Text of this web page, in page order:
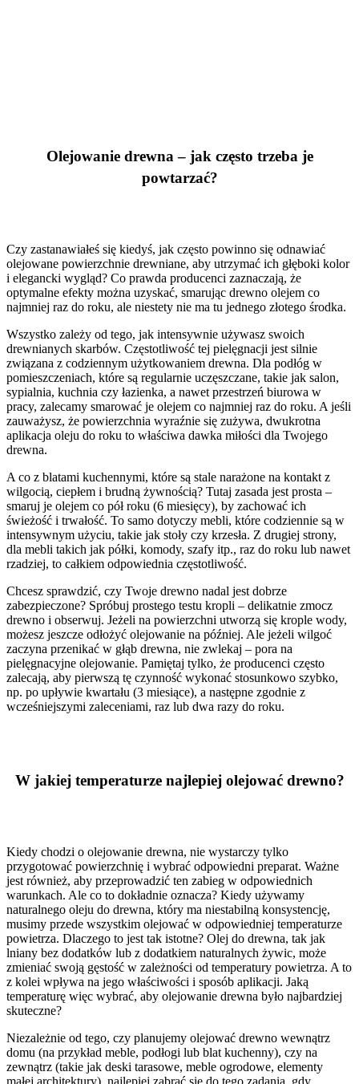
Olejowanie drewna – jak często trzeba je
powtarzać?
Czy zastanawiałeś się kiedyś, jak często powinno się odnawiać
olejowane powierzchnie drewniane, aby utrzymać ich głęboki kolor
i elegancki wygląd? Co prawda producenci zaznaczają, że
optymalne efekty można uzyskać, smarując drewno olejem co
najmniej raz do roku, ale niestety nie ma tu jednego złotego środka.
Wszystko zależy od tego, jak intensywnie używasz swoich
drewnianych skarbów. Częstotliwość tej pielęgnacji jest silnie
związana z codziennym użytkowaniem drewna. Dla podłóg w
pomieszczeniach, które są regularnie uczęszczane, takie jak salon,
sypialnia, kuchnia czy łazienka, a nawet przestrzeń biurowa w
pracy, zalecamy smarować je olejem co najmniej raz do roku. A jeśli
zauważysz, że powierzchnia wyraźnie się zużywa, dwukrotna
aplikacja oleju do roku to właściwa dawka miłości dla Twojego
drewna.
A co z blatami kuchennymi, które są stale narażone na kontakt z
wilgocią, ciepłem i brudną żywnością? Tutaj zasada jest prosta –
smaruj je olejem co pół roku (6 miesięcy), by zachować ich
świeżość i trwałość. To samo dotyczy mebli, które codziennie są w
intensywnym użyciu, takie jak stoły czy krzesła. Z drugiej strony,
dla mebli takich jak półki, komody, szafy itp., raz do roku lub nawet
rzadziej, to całkiem odpowiednia częstotliwość.
Chcesz sprawdzić, czy Twoje drewno nadal jest dobrze
zabezpieczone? Spróbuj prostego testu kropli – delikatnie zmocz
drewno i obserwuj. Jeżeli na powierzchni utworzą się krople wody,
możesz jeszcze odłożyć olejowanie na później. Ale jeżeli wilgoć
zaczyna przenikać w głąb drewna, nie zwlekaj – pora na
pielęgnacyjne olejowanie. Pamiętaj tylko, że producenci często
zalecają, aby pierwszą tę czynność wykonać stosunkowo szybko,
np. po upływie kwartału (3 miesiące), a następne zgodnie z
wcześniejszymi zaleceniami, raz lub dwa razy do roku.
W jakiej temperaturze najlepiej olejować drewno?
Kiedy chodzi o olejowanie drewna, nie wystarczy tylko
przygotować powierzchnię i wybrać odpowiedni preparat. Ważne
jest również, aby przeprowadzić ten zabieg w odpowiednich
warunkach. Ale co to dokładnie oznacza? Kiedy używamy
naturalnego oleju do drewna, który ma niestabilną konsystencję,
musimy przede wszystkim olejować w odpowiedniej temperaturze
powietrza. Dlaczego to jest tak istotne? Olej do drewna, tak jak
lniany bez dodatków lub z dodatkiem naturalnych żywic, może
zmieniać swoją gęstość w zależności od temperatury powietrza. A to
z kolei wpływa na jego właściwości i sposób aplikacji. Jaką
temperaturę więc wybrać, aby olejowanie drewna było najbardziej
skuteczne?
Niezależnie od tego, czy planujemy olejować drewno wewnątrz
domu (na przykład meble, podłogi lub blat kuchenny), czy na
zewnątrz (takie jak deski tarasowe, meble ogrodowe, elementy